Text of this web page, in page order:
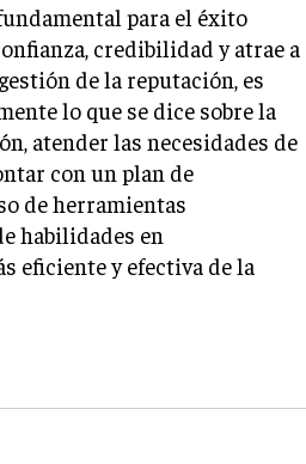
para el éxito
credibilidad y atrae a
de la reputación, es
lo que se dice sobre la
atender las necesidades de
con un plan de
de herramientas
habilidades en
eficiente y efectiva de la